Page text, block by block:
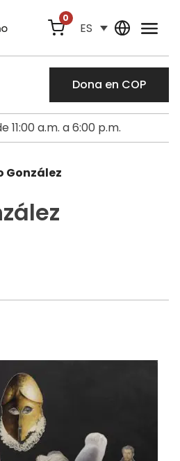
0
ES
Dona en COP
11:00 a.m. a 6:00 p.m.
González